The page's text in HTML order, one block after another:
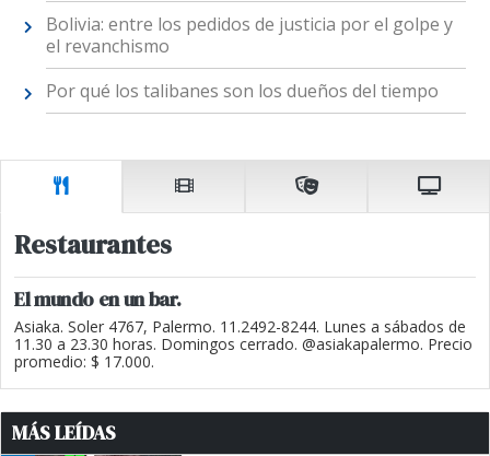
Bolivia: entre los pedidos de justicia por el golpe y
el revanchismo
Por qué los talibanes son los dueños del tiempo
Restaurantes
El mundo en un bar.
Asiaka. Soler 4767, Palermo. 11.2492-8244. Lunes a sábados de
11.30 a 23.30 horas. Domingos cerrado. @asiakapalermo. Precio
promedio: $ 17.000.
MÁS LEÍDAS